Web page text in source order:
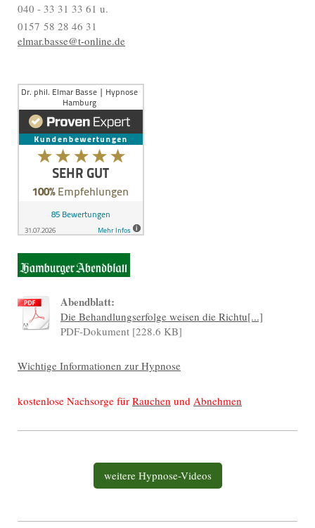
040 - 33 31 33 61 u.
0157 58 28 46 31
elmar.basse@t-online.de
Abendblatt:
Die Behandlungserfolge weisen die Richtu[...]
PDF-Dokument [228.6 KB]
Wichtige Informationen zur Hypnose
kostenlose Nachsorge für Rauchen und Abnehmen
weitere Hypnose-Videos